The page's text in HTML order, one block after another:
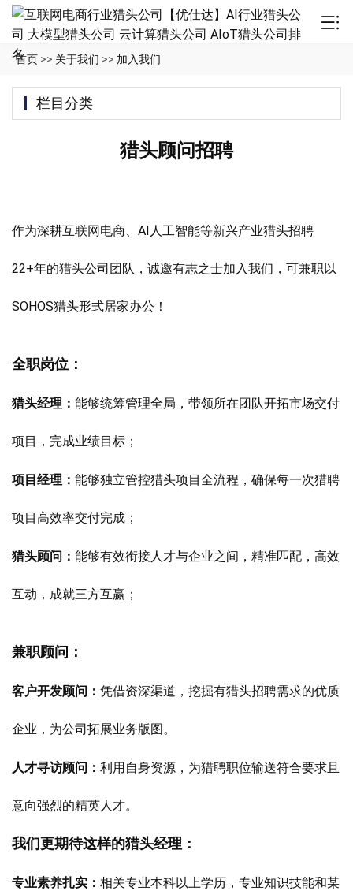
首页 >> 关于我们 >> 加入我们
猎头顾问招聘
作为深耕互联网电商、AI人工智能等新兴产业猎头招聘
22+年的猎头公司团队，诚邀有志之士加入我们，可兼职以
SOHOS猎头形式居家办公！
全职岗位：
猎头经理： 能够统筹管理全局，带领所在团队开拓市场交付
项目，完成业绩目标；
项目经理： 能够独立管控猎头项目全流程，确保每一次猎聘
项目高效率交付完成；
猎头顾问： 能够有效衔接人才与企业之间，精准匹配，高效
互动，成就三方互赢；
兼职顾问：
客户开发顾问： 凭借资深渠道，挖掘有猎头招聘需求的优质
企业，为公司拓展业务版图。
人才寻访顾问： 利用自身资源，为猎聘职位输送符合要求且
意向强烈的精英人才。
我们更期待这样的猎头经理：
专业素养扎实： 相关专业本科以上学历，专业知识技能和某
栏目分类